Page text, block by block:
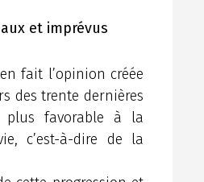
et imprévus
fait l’opinion créée
des trente dernières
plus favorable à la
c’est-à-dire de la